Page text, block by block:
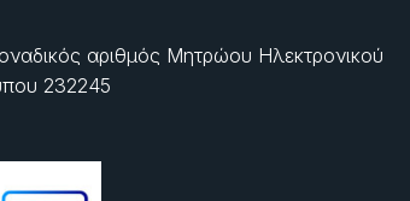
αριθμός Μητρώου Ηλεκτρονικού
232245